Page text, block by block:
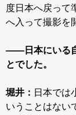
度日本へ戻って
へ入って撮影を
――日本にいる
とでした。
堀井： 日本では
いうことはない